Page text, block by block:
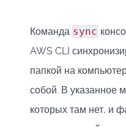
Команда sync
AWS CLI
папкой на
собой. В указанное
которых там нет, и